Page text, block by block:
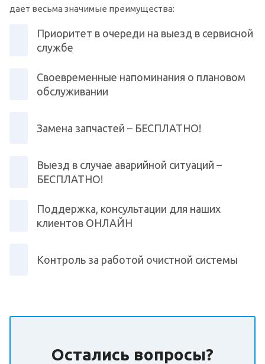
дает весьма значимые преимущества:
Приоритет в очереди на выезд в сервисной
службе
Своевременные напоминания о плановом
обслуживании
Замена запчастей – БЕСПЛАТНО!
Выезд в случае аварийной ситуаций –
БЕСПЛАТНО!
Поддержка, консультации для наших
клиентов ОНЛАЙН
Контроль за работой очистной системы
Остались вопросы?